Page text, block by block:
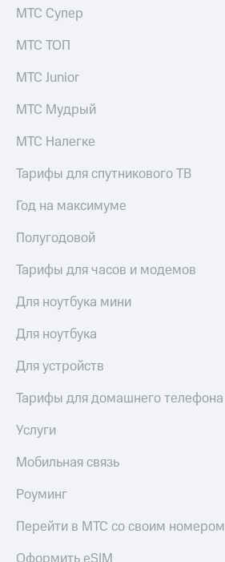
МТС Супер
МТС ТОП
МТС Junior
МТС Мудрый
МТС Налегке
Тарифы для спутникового ТВ
Год на максимуме
Полугодовой
Тарифы для часов и модемов
Для ноутбука мини
Для ноутбука
Для устройств
Тарифы для домашнего телефона
Услуги
Мобильная связь
Роуминг
Перейти в МТС со своим номером